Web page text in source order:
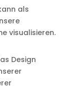
als
visualisieren.
Design